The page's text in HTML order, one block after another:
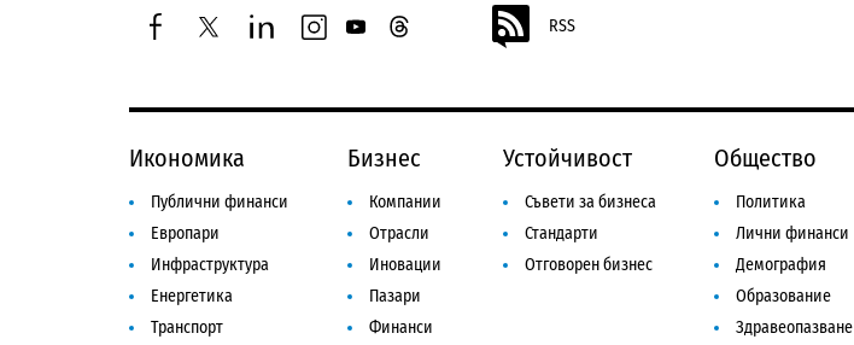
facebooktwitterlinkedininstagram
youtubethreads RSS
Икономика
Публични финанси
Европари
Инфраструктура
Енергетика
Транспорт
Бизнес
Компании
Отрасли
Иновации
Пазари
Финанси
Устойчивост
Съвети за бизнеса
Стандарти
Отговорен бизнес
Общество
Политика
Лични финанси
Демография
Образование
Здравеопазване